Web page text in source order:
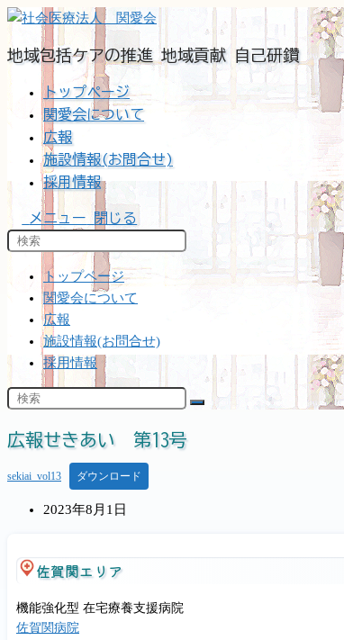
コ
ン
テ
ン
ッ
プ
地域包括ケアの推進 地域貢献 自己研鑽
トップページ
関愛会について
広報
施設情報(お問合せ)
採用情報
メニュー 閉じる
トップページ
関愛会について
広報
施設情報(お問合せ)
採用情報
広報せきあい 第13号
sekiai_vol13 ダウンロード
投
開
2023年8月1日
佐賀関エリア
機能強化型 在宅療養支援病院
佐賀関病院